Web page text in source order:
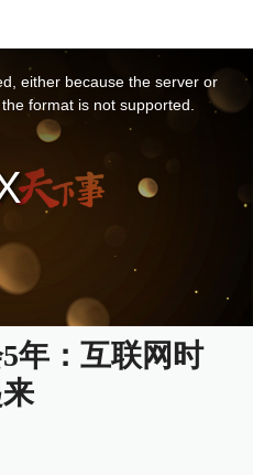
either because the server or
format is not supported.
年：互联网时